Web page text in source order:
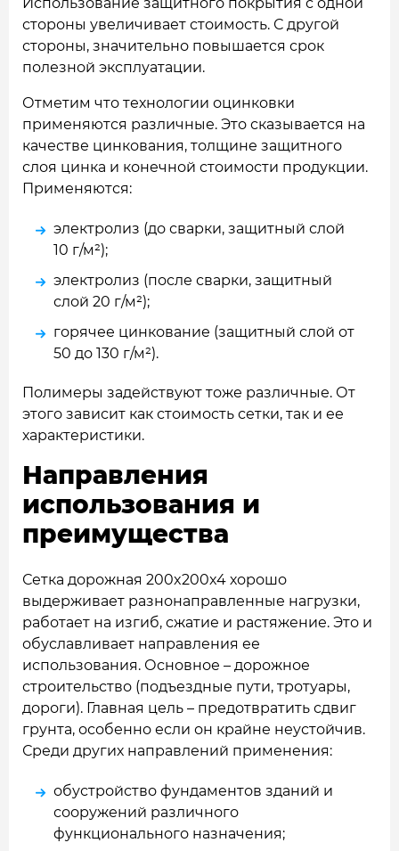
стороны увеличивает стоимость. С другой
стороны, значительно повышается срок
полезной эксплуатации.
Отметим что технологии оцинковки
применяются различные. Это сказывается на
качестве цинкования, толщине защитного
слоя цинка и конечной стоимости продукции.
Применяются:
электролиз (до сварки, защитный слой
10 г/м²);
электролиз (после сварки, защитный
слой 20 г/м²);
горячее цинкование (защитный слой от
50 до 130 г/м²).
Полимеры задействуют тоже различные. От
этого зависит как стоимость сетки, так и ее
характеристики.
Направления
использования и
преимущества
Сетка дорожная 200x200x4 хорошо
выдерживает разнонаправленные нагрузки,
работает на изгиб, сжатие и растяжение. Это и
обуславливает направления ее
использования. Основное – дорожное
строительство (подъездные пути, тротуары,
дороги). Главная цель – предотвратить сдвиг
грунта, особенно если он крайне неустойчив.
Среди других направлений применения:
обустройство фундаментов зданий и
сооружений различного
функционального назначения;